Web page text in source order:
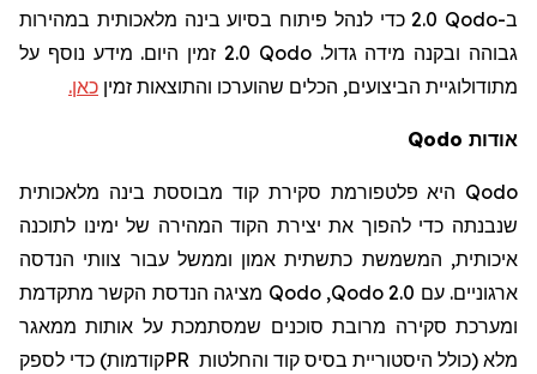
ב-Qodo
2.0 כדי לנהל פיתוח בסיוע בינה מלאכותית במהירות
גבוהה ובקנה מידה גדול.Qodo
2.0 זמין היום. מידע נוסף על
מתודולוגיית הביצועים, הכלים שהוערכו והתוצאות זמין כאן.
אודות Qodo
Qodo היא פלטפורמת סקירת קוד מבוססת בינה מלאכותית
שנבנתה כדי להפוך את יצירת הקוד המהירה של ימינו לתוכנה
איכותית, המשמשת כתשתית אמון וממשל עבור צוותי הנדסה
ארגוניים. עם Qodo 2.0
,
Qodo מציגה הנדסת הקשר מתקדמת
ומערכת סקירה מרובת סוכנים שמסתמכת על אותות ממאגר
מלא (כולל היסטוריית בסיס קוד והחלטות PRקודמות) כדי לספק